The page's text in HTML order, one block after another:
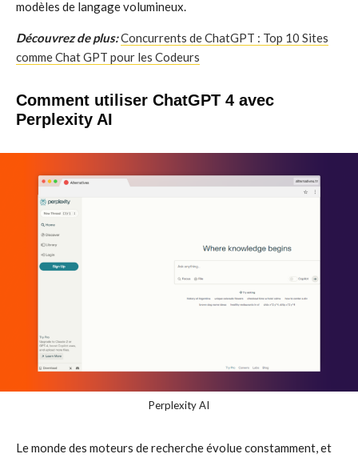
modèles de langage volumineux.
Découvrez de plus:Concurrents de ChatGPT : Top 10 Sites
comme Chat GPT pour les Codeurs
Comment utiliser ChatGPT 4 avec
Perplexity AI
Perplexity AI
Le monde des moteurs de recherche évolue constamment, et